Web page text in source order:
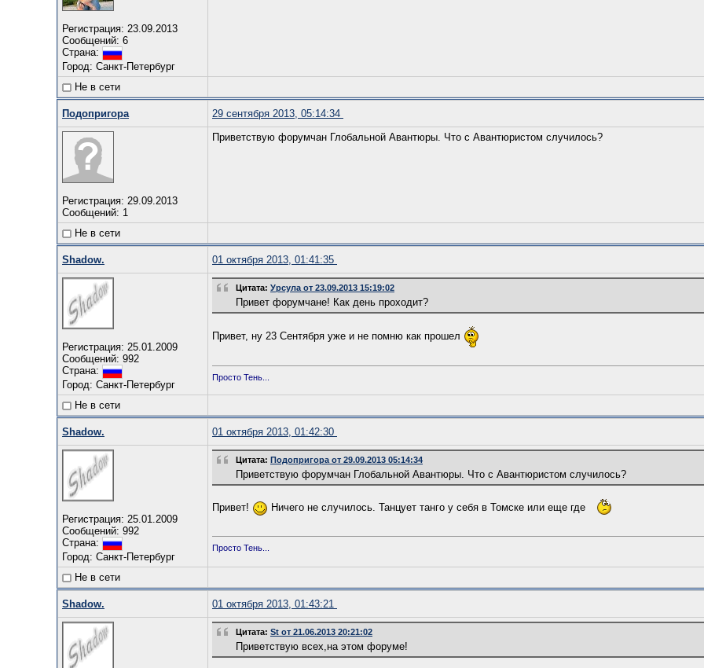
Регистрация: 23.09.2013
Сообщений: 6
Страна:
Город: Санкт-Петербург
Не в сети
Подопригора 29 сентября 2013, 05:14:34
Регистрация: 29.09.2013
Сообщений: 1
Приветствую форумчан Глобальной Авантюры. Что с Авантюристом случилось?
Не в сети
Shadow. 01 октября 2013, 01:41:35
Регистрация: 25.01.2009
Сообщений: 992
Страна:
Город: Санкт-Петербург
Цитата: Урсула от 23.09.2013 15:19:02
Привет форумчане! Как день проходит?
Привет, ну 23 Сентября уже и не помню как прошел
Просто Тень...
Не в сети
Shadow. 01 октября 2013, 01:42:30
Регистрация: 25.01.2009
Сообщений: 992
Страна:
Город: Санкт-Петербург
Цитата: Подопригора от 29.09.2013 05:14:34
Приветствую форумчан Глобальной Авантюры. Что с Авантюристом случилось?
Привет! Ничего не случилось. Танцует танго у себя в Томске или еще где
Просто Тень...
Не в сети
Shadow. 01 октября 2013, 01:43:21
Цитата: St от 21.06.2013 20:21:02
Приветствую всех,на этом форуме!